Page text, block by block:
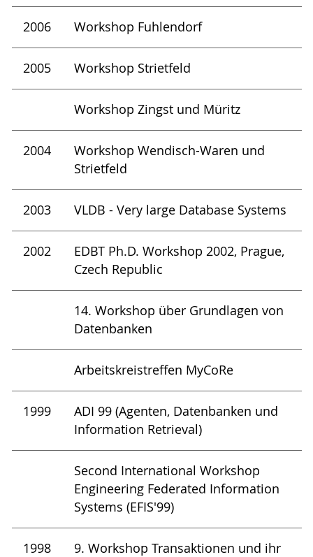
2006 Workshop Fuhlendorf
2005 Workshop Strietfeld
Workshop Zingst und Müritz
2004
Workshop Wendisch-Waren und
Strietfeld
2003 VLDB - Very large Database Systems
2002
EDBT Ph.D. Workshop 2002, Prague,
Czech Republic
14. Workshop über Grundlagen von
Datenbanken
Arbeitskreistreffen MyCoRe
1999
ADI 99 (Agenten, Datenbanken und
Information Retrieval)
Second International Workshop
Engineering Federated Information
Systems (EFIS'99)
1998
9. Workshop Transaktionen und ihr